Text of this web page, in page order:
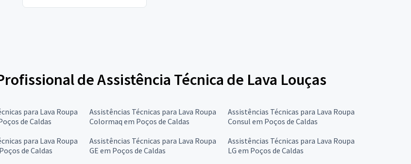
de Assistência Técnica de Lava Louças
para Lava Roupa
de Caldas
Assistências Técnicas para Lava Roupa
Colormaq em Poços de Caldas
Assistências Técnicas para Lava Roupa
Consul em Poços de Caldas
para Lava Roupa
de Caldas
Assistências Técnicas para Lava Roupa
GE em Poços de Caldas
Assistências Técnicas para Lava Roupa
LG em Poços de Caldas